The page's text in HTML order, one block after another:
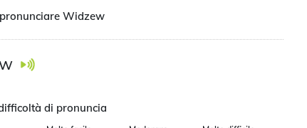
Widzew
di pronuncia